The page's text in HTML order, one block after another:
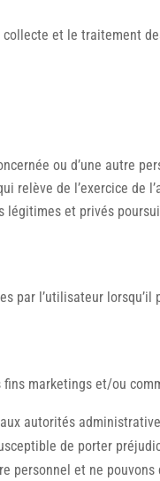
et le traitement
ou d’une autre
relève de l’exercice de
et privés
par l’utilisateur lorsqu’il
marketings et/ou
autorités
de porter
personnel et ne pouvons